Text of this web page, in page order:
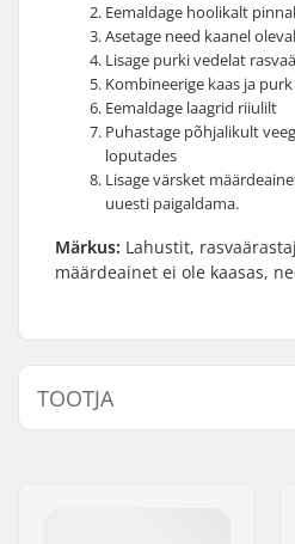
Eemaldage hoolikalt
Asetage need kaanel
Lisage purki vedelat
Kombineerige kaas ja
Eemaldage laagrid riiulilt
Puhastage põhjalikult
loputades
Lisage värsket
uuesti paigaldama.
Märkus: Lahustit,
määrdeainet ei ole kaasas,
TOOTJA